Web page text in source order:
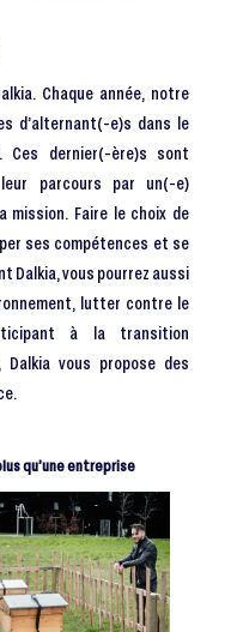
Chaque année, notre
d’alternant(-e)s dans le
Ces dernier(-ère)s sont
parcours par un(-e)
Faire le choix de
ses compétences et se
Dalkia, vous pourrez aussi
lutter contre le
à la transition
vous propose des
qu’une entreprise